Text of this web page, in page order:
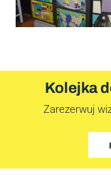
Kolejka
Zarezerwuj